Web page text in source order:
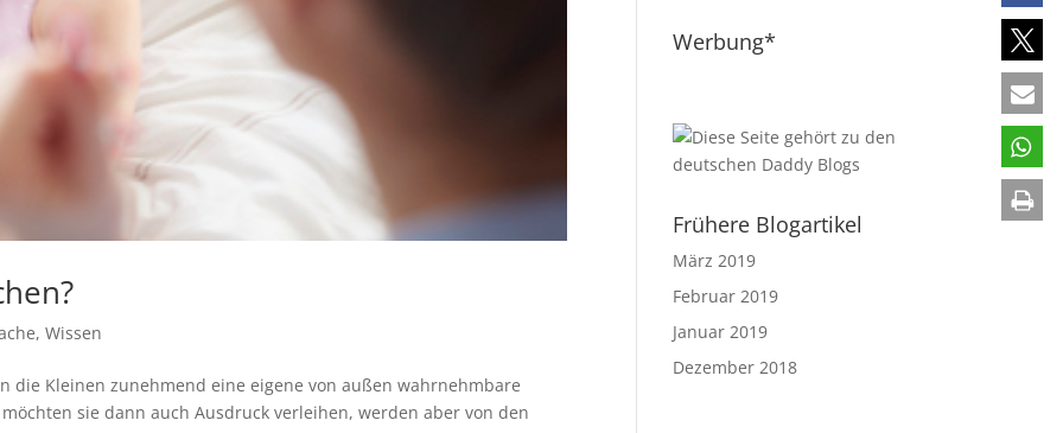
,Wissen
die Kleinen zunehmend eine eigene von außen wahrnehmbare
sie dann auch Ausdruck verleihen, werden aber von den
Werbung*
Frühere Blogartikel
März 2019
Februar 2019
Januar 2019
Dezember 2018